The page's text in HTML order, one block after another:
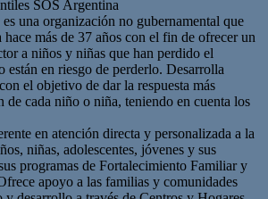
SOS Argentina
una organización no gubernamental que
más de 37 años con el fin de ofrecer un
a niños y niñas que han perdido el
están en riesgo de perderlo. Desarrolla
el objetivo de dar la respuesta más
de cada niño o niña, teniendo en cuenta los
en atención directa y personalizada a la
niñas, adolescentes, jóvenes y sus
programas de Fortalecimiento Familiar y
apoyo a las familias y comunidades